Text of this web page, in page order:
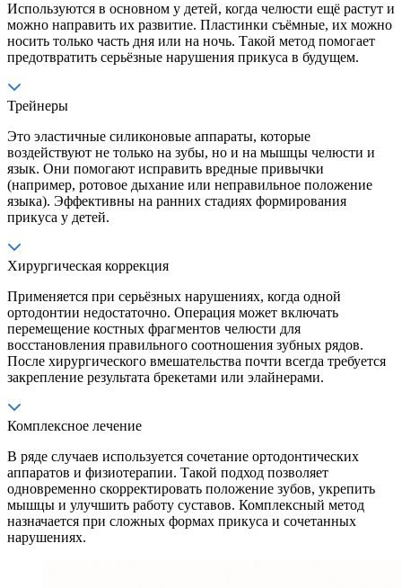
Используются в основном у детей, когда челюсти ещё растут и
можно направить их развитие. Пластинки съёмные, их можно
носить только часть дня или на ночь. Такой метод помогает
предотвратить серьёзные нарушения прикуса в будущем.
Трейнеры
Это эластичные силиконовые аппараты, которые
воздействуют не только на зубы, но и на мышцы челюсти и
язык. Они помогают исправить вредные привычки
(например, ротовое дыхание или неправильное положение
языка). Эффективны на ранних стадиях формирования
прикуса у детей.
Хирургическая коррекция
Применяется при серьёзных нарушениях, когда одной
ортодонтии недостаточно. Операция может включать
перемещение костных фрагментов челюсти для
восстановления правильного соотношения зубных рядов.
После хирургического вмешательства почти всегда требуется
закрепление результата брекетами или элайнерами.
Комплексное лечение
В ряде случаев используется сочетание ортодонтических
аппаратов и физиотерапии. Такой подход позволяет
одновременно скорректировать положение зубов, укрепить
мышцы и улучшить работу суставов. Комплексный метод
назначается при сложных формах прикуса и сочетанных
нарушениях.